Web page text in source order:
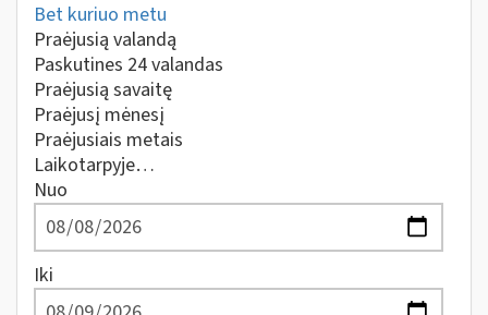
Bet kuriuo metu
Praėjusią valandą
Paskutines 24 valandas
Praėjusią savaitę
Praėjusį mėnesį
Praėjusiais metais
Laikotarpyje…
Nuo
Iki